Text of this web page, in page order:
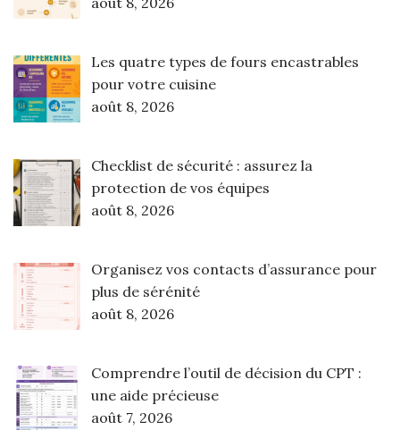
Les quatre types de fours encastrables
pour votre cuisine
août 8, 2026
Checklist de sécurité : assurez la
protection de vos équipes
août 8, 2026
Organisez vos contacts d’assurance pour
plus de sérénité
août 8, 2026
Comprendre l’outil de décision du CPT :
une aide précieuse
août 7, 2026